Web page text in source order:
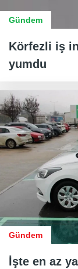
Gündem
Körfezli iş
yumdu
Gündem
İşte en az